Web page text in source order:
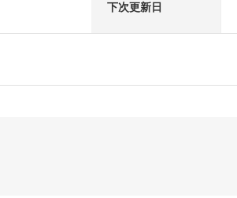
下次更新日